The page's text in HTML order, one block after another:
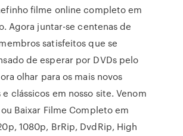
filme online completo em
Agora juntar-se centenas de
satisfeitos que se
de esperar por DVDs pelo
olhar para os mais novos
clássicos em nosso site. Venom
Baixar Filme Completo em
1080p, BrRip, DvdRip, High